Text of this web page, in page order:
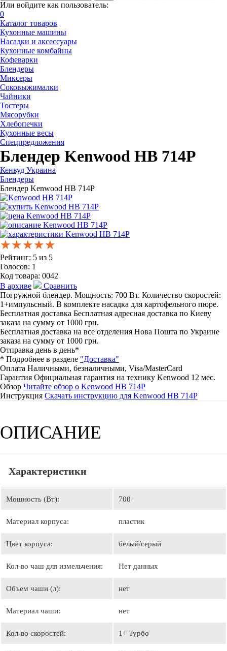
Или войдите как пользователь:
0
Каталог товаров
Кухонные машины
Насадки и аксессуары
Кухонные комбайны
Кофеварки
Блендеры
Миксеры
Соковыжималки
Чайники
Тостеры
Мясорубки
Хлебопечки
Кухонные весы
Спецпредложения
Блендер Kenwood HB 714P
Кенвуд Украина
Блендеры
Блендер Kenwood HB 714P
★★★★★
★★★★★
★★★★★
Рейтинг: 5 из 5
Голосов: 1
Код товара: 0042
В архиве
Сравнить
Погружной блендер. Мощность: 700 Вт. Количество скоростей:
1+импульсный. В комплекте насадка для картофельного пюре.
Бесплатная доставка Бесплатная адресная доставка по Киеву
заказа на сумму от 1000 грн.
Бесплатная доставка на все отделения Нова Пошта по Украине
заказа на сумму от 1000 грн.
Отправка день в день*
* Подробнее в разделе "Доставка"
Оплата Наличными, безналичными, Visa/MasterCard
Гарантия Официальная гарантия на технику Kenwood 12 мес.
Обзор Читайте обзор о Kenwood HB 714P
Инструкция Скачать инструкцию для Kenwood HB 714P
ОПИСАНИЕ
Характеристики
Мощность (Вт): 700
Материал корпуса: пластик
Цвет корпуса: белый/серый
Кол-во чаш для измельчения: Нет данных
Объем чаши (л): нет
Материал чаши: нет
Кол-во скоростей: 1+ Турбо